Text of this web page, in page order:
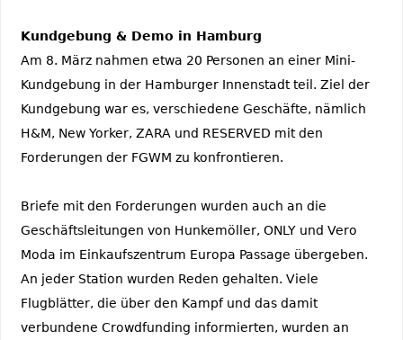
Kundgebung & Demo in Hamburg
Am 8. März nahmen etwa 20 Personen an einer Mini-
Kundgebung in der Hamburger Innenstadt teil. Ziel der
Kundgebung war es, verschiedene Geschäfte, nämlich
H&M, New Yorker, ZARA und RESERVED mit den
Forderungen der FGWM zu konfrontieren.
Briefe mit den Forderungen wurden auch an die
Geschäftsleitungen von Hunkemöller, ONLY und Vero
Moda im Einkaufszentrum Europa Passage übergeben.
An jeder Station wurden Reden gehalten. Viele
Flugblätter, die über den Kampf und das damit
verbundene Crowdfunding informierten, wurden an